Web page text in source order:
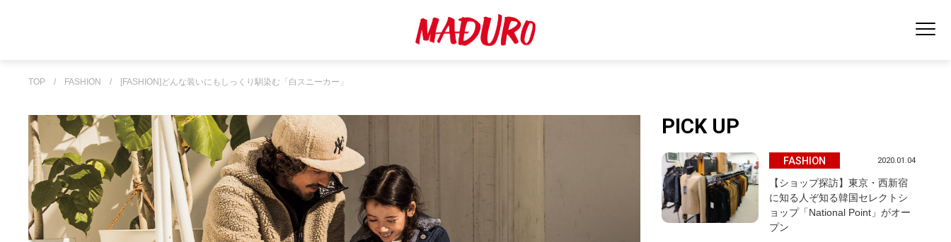
TOP / FASHION / [FASHION]どんな装いにもしっくり馴染む「白スニーカー」
PICK UP
FASHION 2020.01.04
【ショップ探訪】東京・西新宿
に知る人ぞ知る韓国セレクトシ
ョップ「National Point」がオー
プン